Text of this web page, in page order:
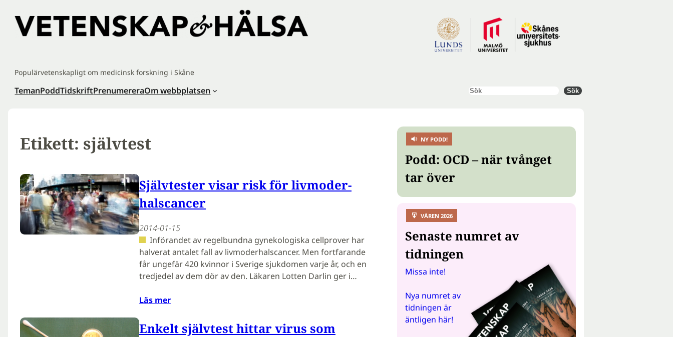
innehåll
Populärvetenskapligt om medicinsk forskning i Skåne
TemanPoddTidskriftPrenumereraOm webbplatsen Sök Sök
Etikett: självtest
Självtester visar risk för liv­mo­der­
halscan­cer
2014-01-15
Införandet av regelbundna gynekologiska cellprover har
halverat antalet fall av livmoderhalscancer. Men fortfarande
får ungefär 420 kvinnor i Sverige sjukdomen varje år, och en
tredjedel av dem dör av den. Läkaren Lotten Darlin ger i…
Läs mer
Enkelt självtest hittar virus som
NY PODD!
Podd: OCD – när tvånget
tar över
VÅREN 2026
Senaste numret av
tidningen
Missa inte!
Nya numret av
tidningen är
äntligen här!